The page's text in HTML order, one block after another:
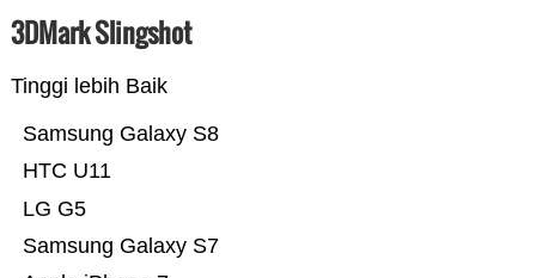
3DMark Slingshot
Tinggi lebih Baik
Samsung Galaxy S7
LG G5
HTC U11
Samsung Galaxy S8